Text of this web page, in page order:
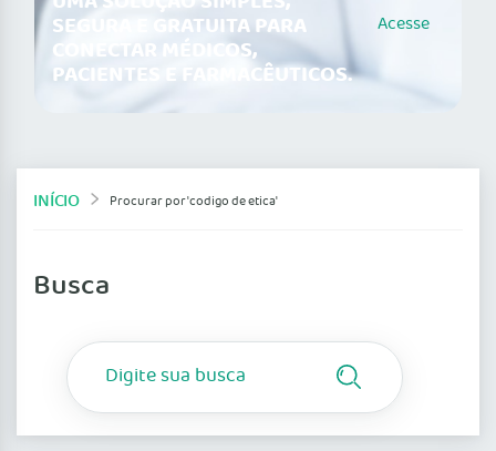
SEGURA E GRATUITA PARA
CONECTAR MÉDICOS,
PACIENTES E FARMACÊUTICOS.
Acesse
INÍCIO Procurar por 'codigo de etica'
Busca